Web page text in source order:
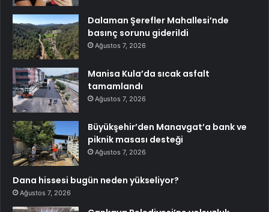
Dalaman Şerefler Mahallesi’nde
basınç sorunu giderildi
Ağustos 7, 2026
Manisa Kula’da sıcak asfalt
tamamlandı
Ağustos 7, 2026
Büyükşehir’den Manavgat’a bank ve
piknik masası desteği
Ağustos 7, 2026
Dana hissesi bugün neden yükseliyor?
Ağustos 7, 2026